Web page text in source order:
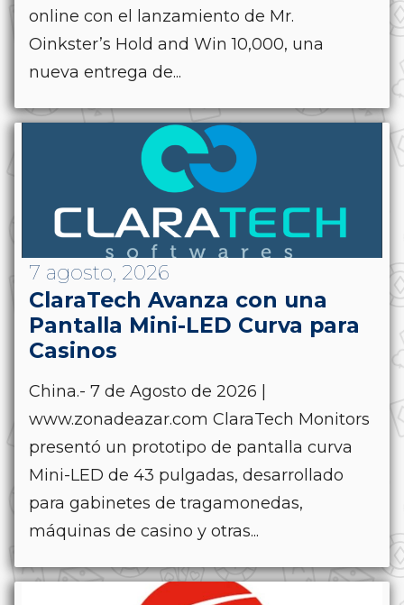
online con el lanzamiento de Mr.
Oinkster’s Hold and Win 10,000, una
nueva entrega de...
7 agosto, 2026
ClaraTech Avanza con una
Pantalla Mini-LED Curva para
Casinos
China.- 7 de Agosto de 2026 |
www.zonadeazar.com ClaraTech Monitors
presentó un prototipo de pantalla curva
Mini-LED de 43 pulgadas, desarrollado
para gabinetes de tragamonedas,
máquinas de casino y otras...